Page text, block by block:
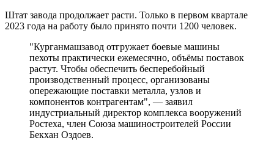
Штат завода продолжает расти. Только в первом квартале
2023 года на работу было принято почти 1200 человек.
"Курганмашзавод отгружает боевые машины
пехоты практически ежемесячно, объёмы поставок
растут. Чтобы обеспечить бесперебойный
производственный процесс, организованы
опережающие поставки металла, узлов и
компонентов контрагентам", — заявил
индустриальный директор комплекса вооружений
Ростеха, член Союза машиностроителей России
Бекхан Оздоев.